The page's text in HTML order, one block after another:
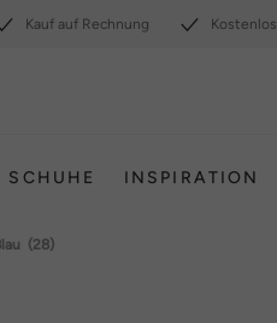
Kauf auf Rechnung
SCHUHE INSPIRATION
(28)